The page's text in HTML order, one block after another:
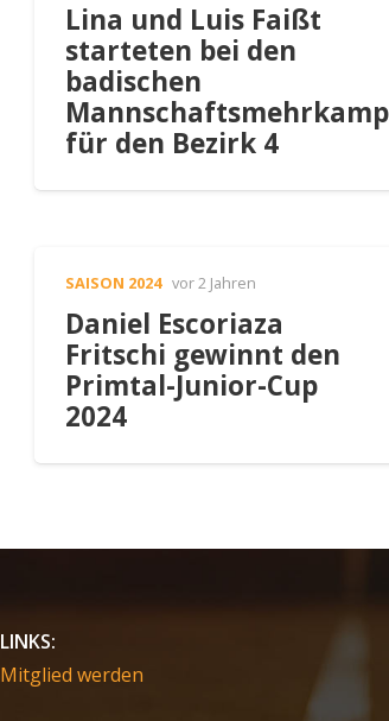
Lina und Luis Faißt
starteten bei den
badischen
für den Bezirk 4
SAISON 2024 vor 2 Jahren
Daniel Escoriaza
Fritschi gewinnt den
Primtal-Junior-Cup
2024
LINKS:
Mitglied werden